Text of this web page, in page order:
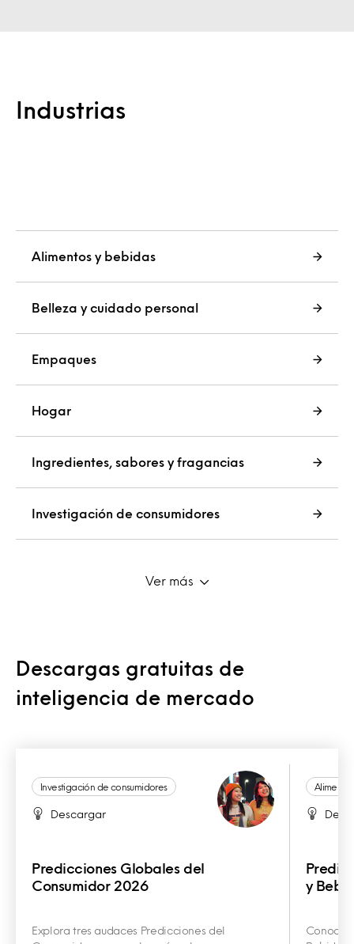
Industrias
Alimentos y bebidas
Belleza y cuidado personal
Empaques
Hogar
Ingredientes, sabores y fragancias
Investigación de consumidores
Ver más
Descargas gratuitas de
inteligencia de mercado
Investigación de consumidores
Descargar
Predicciones Globales del
Consumidor 2026
Explora tres audaces Predicciones del
y
Conoce